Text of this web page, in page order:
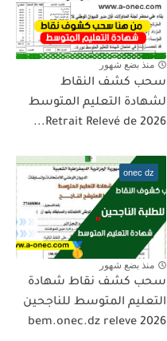
منذ بضع شهور
سحب كشف النقاط
لشهادة التعليم المتوسط
2026 Retrait Relevé de...
onec dz
منذ بضع شهور
سحب كشف نقاط شهادة
التعليم المتوسط للناجحين
2026 bem.onec.dz releve